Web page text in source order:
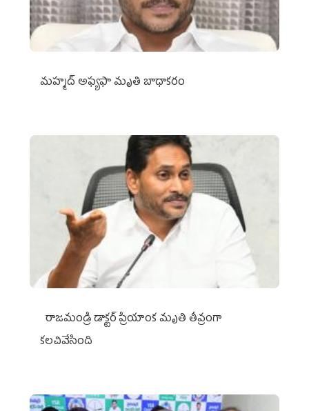
మహ్మద్‌ అఫ్యఫా మృతి బాధాకరం
రాజమండ్రి డాక్టర్‌ ప్రియాంక మృతి తీవ్రంగా
కలచివేసింది